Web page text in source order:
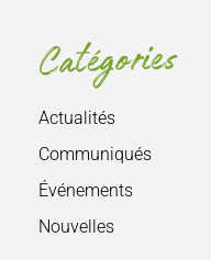
Catégories
Actualités
Communiqués
Événements
Nouvelles